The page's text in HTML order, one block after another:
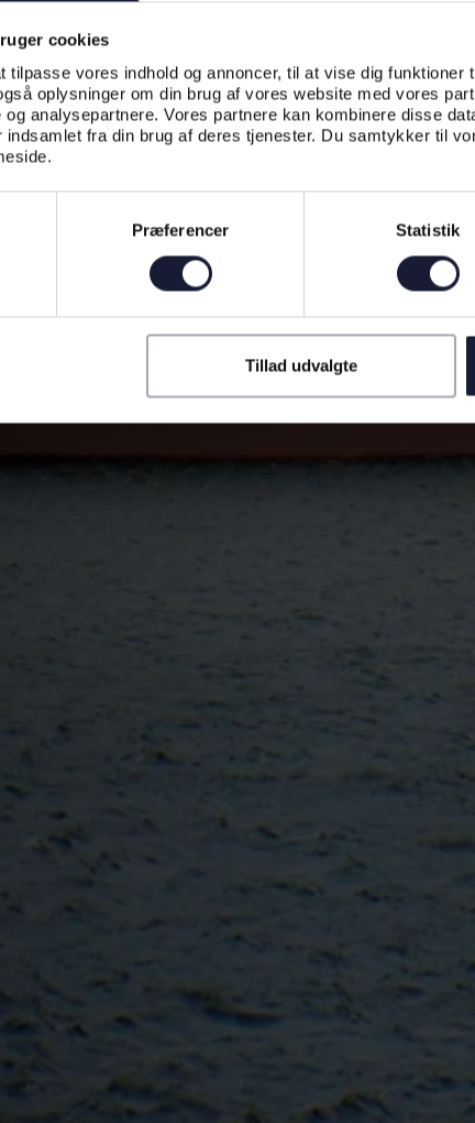
cookies
tilpasse vores indhold og annoncer, til at vise dig funktioner
oplysninger om din brug af vores website med vores
og analysepartnere. Vores partnere kan kombinere disse
indsamlet fra din brug af deres tjenester. Du samtykker til
Præferencer Statistik
Tillad udvalgte